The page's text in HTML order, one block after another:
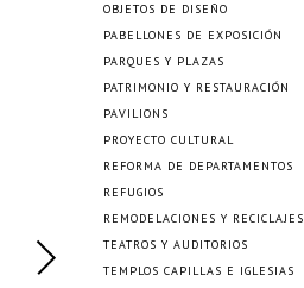
OBJETOS DE DISEÑO
PABELLONES DE EXPOSICIÓN
PARQUES Y PLAZAS
PATRIMONIO Y RESTAURACIÓN
PAVILIONS
PROYECTO CULTURAL
REFORMA DE DEPARTAMENTOS
REFUGIOS
REMODELACIONES Y RECICLAJES
TEATROS Y AUDITORIOS
TEMPLOS CAPILLAS E IGLESIAS